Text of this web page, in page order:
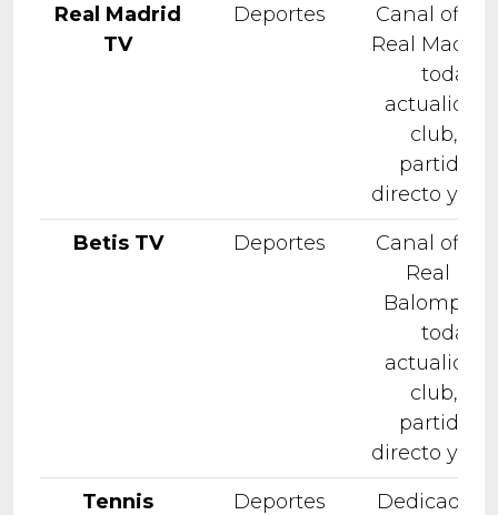
Real Madrid
TV
Deportes
Canal
Real
toda la
actualidad
club,
partidos
directo y
Betis TV
Deportes
Canal
Real
Balompié,
toda la
actualidad
club,
partidos
directo y
Tennis
Deportes
Dedicado